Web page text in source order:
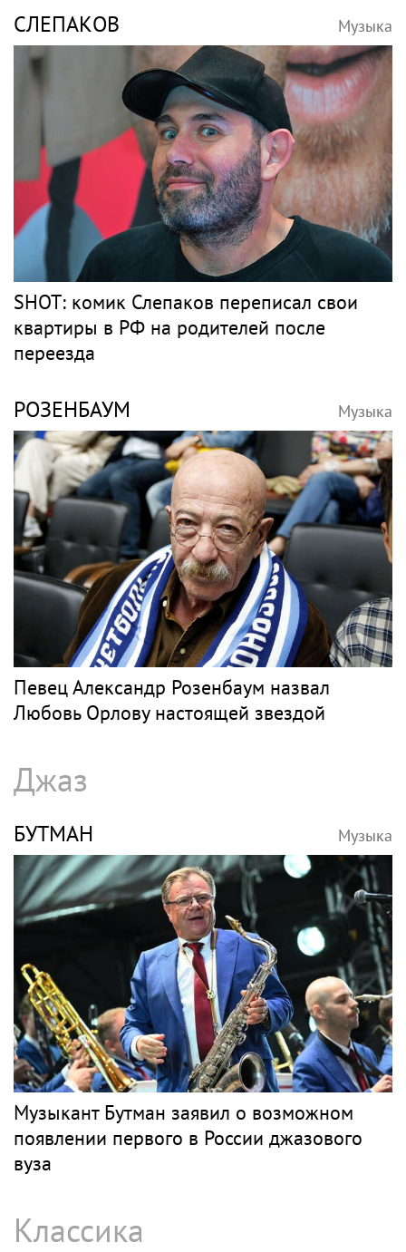
СЛЕПАКОВ Музыка
SHOT: комик Слепаков переписал свои
квартиры в РФ на родителей после
переезда
РОЗЕНБАУМ Музыка
Певец Александр Розенбаум назвал
Любовь Орлову настоящей звездой
Джаз
БУТМАН Музыка
Музыкант Бутман заявил о возможном
появлении первого в России джазового
вуза
Классика